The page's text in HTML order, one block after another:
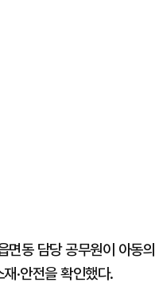
동 담당 공무원이 아동의
·안전을 확인했다.